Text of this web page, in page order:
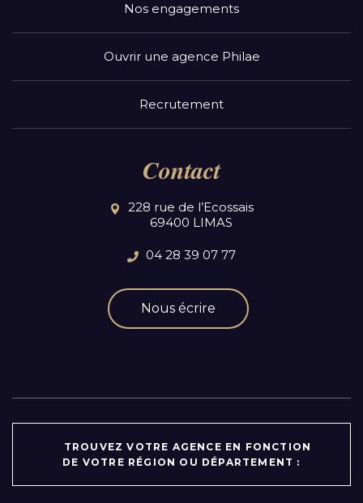
Nos engagements
Ouvrir une agence Philae
Recrutement
Contact
228 rue de l’Ecossais
69400 LIMAS
04 28 39 07 77
Nous écrire
TROUVEZ VOTRE AGENCE EN FONCTION
DE VOTRE RÉGION OU DÉPARTEMENT :